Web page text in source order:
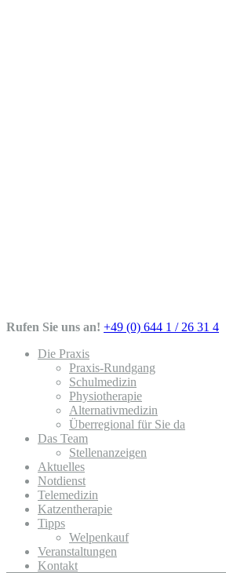
Rufen Sie uns an! +49 (0) 644 1 / 26 31 4
Die Praxis
Praxis-Rundgang
Schulmedizin
Physiotherapie
Alternativmedizin
Überregional für Sie da
Das Team
Stellenanzeigen
Aktuelles
Notdienst
Telemedizin
Katzentherapie
Tipps
Welpenkauf
Veranstaltungen
Kontakt